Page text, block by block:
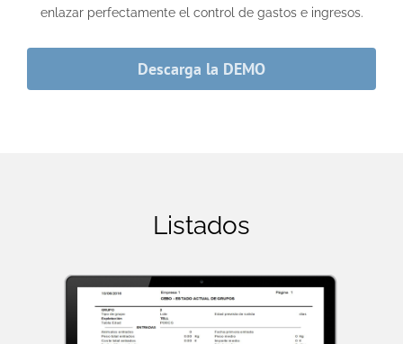
enlazar perfectamente el control de gastos e ingresos.
Descarga la DEMO
Listados